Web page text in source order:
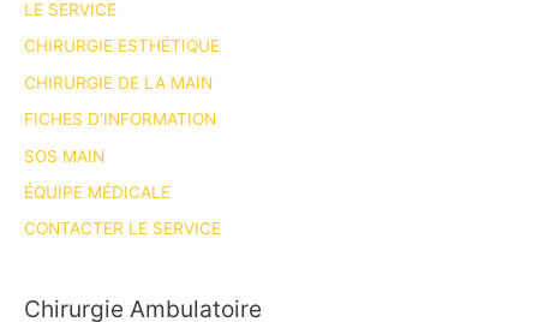
LE SERVICE
CHIRURGIE ESTHÉTIQUE
CHIRURGIE DE LA MAIN
FICHES D’INFORMATION
SOS MAIN
ÉQUIPE MÉDICALE
CONTACTER LE SERVICE
Chirurgie Ambulatoire